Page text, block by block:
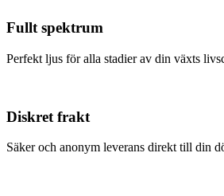
Fullt spektrum
Perfekt ljus för alla stadier av din växts
Diskret frakt
Säker och anonym leverans direkt till din